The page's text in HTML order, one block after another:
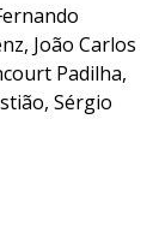
João Carlos
Padilha,
Sérgio